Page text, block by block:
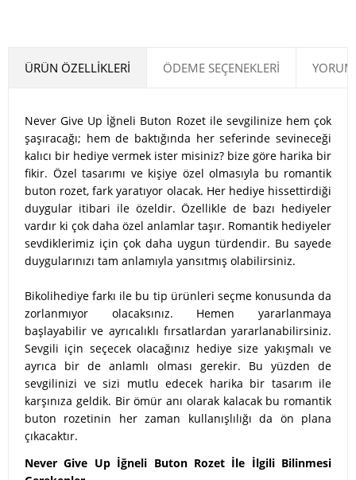
ÜRÜN ÖZELLIKLERI ÖDEME SEÇENEKLERI
Never Give Up İğneli Buton Rozet ile sevgilinize hem çok
şaşıracağı; hem de baktığında her seferinde sevineceği
kalıcı bir hediye vermek ister misiniz? bize göre harika bir
fikir. Özel tasarımı ve kişiye özel olmasıyla bu romantik
buton rozet, fark yaratıyor olacak. Her hediye hissettirdiği
duygular itibari ile özeldir. Özellikle de bazı hediyeler
vardır ki çok daha özel anlamlar taşır. Romantik hediyeler
sevdiklerimiz için çok daha uygun türdendir. Bu sayede
duygularınızı tam anlamıyla yansıtmış olabilirsiniz.
Bikolihediye farkı ile bu tip ürünleri seçme konusunda da
zorlanmıyor olacaksınız. Hemen yararlanmaya
başlayabilir ve ayrıcalıklı fırsatlardan yararlanabilirsiniz.
Sevgili için seçecek olacağınız hediye size yakışmalı ve
ayrıca bir de anlamlı olması gerekir. Bu yüzden de
sevgilinizi ve sizi mutlu edecek harika bir tasarım ile
karşınıza geldik. Bir ömür anı olarak kalacak bu romantik
buton rozetinin her zaman kullanışlılığı da ön plana
çıkacaktır.
Never Give Up İğneli Buton Rozet İle İlgili Bilinmesi